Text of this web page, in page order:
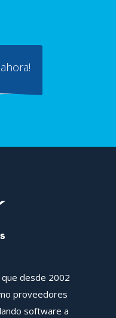
desde 2002
proveedores
software a